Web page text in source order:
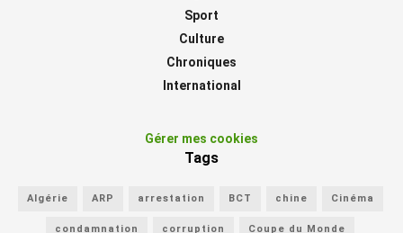
Sport
Culture
Chroniques
International
Gérer mes cookies
Tags
Algérie ARP arrestation BCT chine Cinéma
condamnation corruption Coupe du Monde